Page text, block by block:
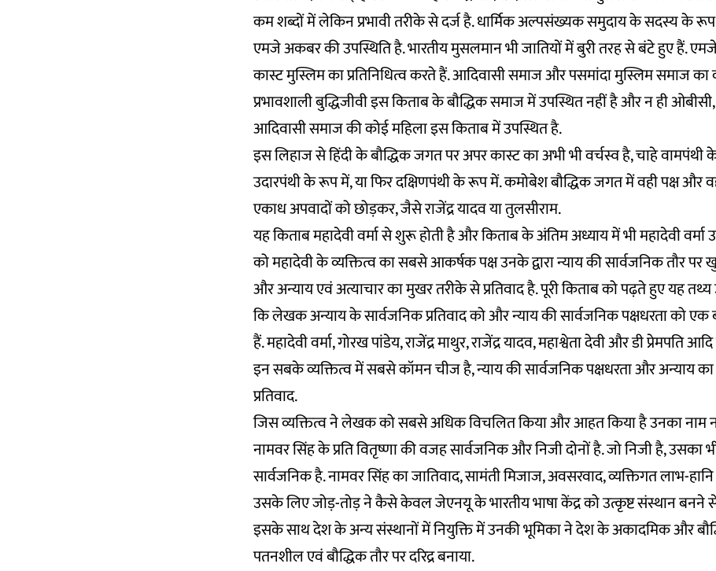
कम शब्दों में लेकिन प्रभावी तरीके से दर्ज है. धार्मिक अल्पसंख्यक समुदाय के सदस्य के रूप
एमजे अकबर की उपस्थिति है. भारतीय मुसलमान भी जातियों में बुरी तरह से बंटे हुए हैं.
कास्ट मुस्लिम का प्रतिनिधित्व करते हैं. आदिवासी समाज और पसमांदा मुस्लिम समाज का
प्रभावशाली बुद्धिजीवी इस किताब के बौद्धिक समाज में उपस्थित नहीं है और न ही
आदिवासी समाज की कोई महिला इस किताब में उपस्थित है.
इस लिहाज से हिंदी के बौद्धिक जगत पर अपर कास्ट का अभी भी वर्चस्व है, चाहे वामपंथी
उदारपंथी के रूप में, या फिर दक्षिणपंथी के रूप में. कमोबेश बौद्धिक जगत में वही पक्ष और
एकाध अपवादों को छोड़कर, जैसे राजेंद्र यादव या तुलसीराम.
यह किताब महादेवी वर्मा से शुरू होती है और किताब के अंतिम अध्याय में भी महादेवी
को महादेवी के व्यक्तित्व का सबसे आकर्षक पक्ष उनके द्वारा न्याय की सार्वजनिक तौर पर
और अन्याय एवं अत्याचार का मुखर तरीके से प्रतिवाद है. पूरी किताब को पढ़ते हुए यह तथ्य
कि लेखक अन्याय के सार्वजनिक प्रतिवाद को और न्याय की सार्वजनिक पक्षधरता को एक
हैं. महादेवी वर्मा, गोरख पांडेय, राजेंद्र माथुर, राजेंद्र यादव, महाश्वेता देवी और डी प्रेमपति
इन सबके व्यक्तित्व में सबसे कॉमन चीज है, न्याय की सार्वजनिक पक्षधरता और अन्याय
प्रतिवाद.
जिस व्यक्तित्व ने लेखक को सबसे अधिक विचलित किया और आहत किया है उनका नाम
नामवर सिंह के प्रति वितृष्णा की वजह सार्वजनिक और निजी दोनों है. जो निजी है, उसका भी
सार्वजनिक है. नामवर सिंह का जातिवाद, सामंती मिजाज, अवसरवाद, व्यक्तिगत लाभ-
उसके लिए जोड़-तोड़ ने कैसे केवल जेएनयू के भारतीय भाषा केंद्र को उत्कृष्ट संस्थान बनने
इसके साथ देश के अन्य संस्थानों में नियुक्ति में उनकी भूमिका ने देश के अकादमिक और
पतनशील एवं बौद्धिक तौर पर दरिद्र बनाया.